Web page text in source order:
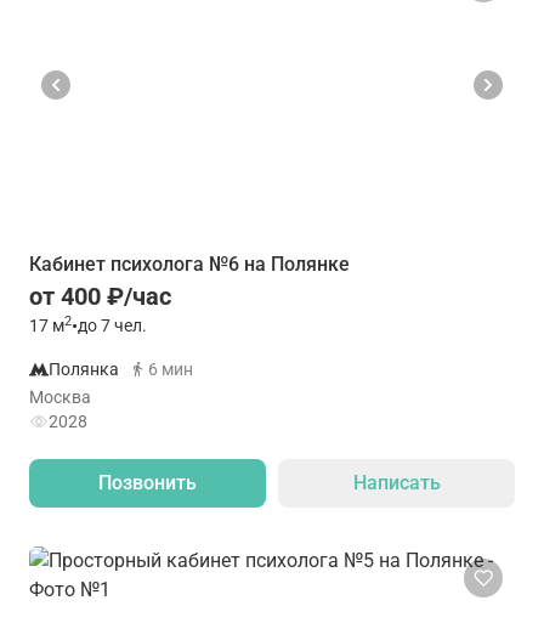
Кабинет психолога №6 на Полянке
от 400 ₽/час
17 м2•до 7 чел.
Полянка
6 мин
Москва
2028
Позвонить Написать